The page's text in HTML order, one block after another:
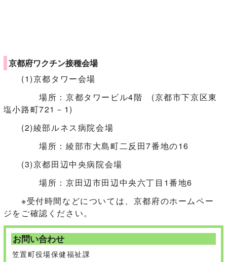
京都府ワクチン接種会場
(1)京都タワー会場
場所：京都タワービル4階 (京都市下京区東
塩小路町721－1)
(2)綾部ルネス病院会場
場所：綾部市大島町二反田7番地の16
(3)京都田辺中央病院会場
場所：京田辺市田辺中央六丁目1番地6
※受付時間などについては、京都府のホームペー
ジをご確認ください。
お問い合わせ
笠置町役場保健福祉課